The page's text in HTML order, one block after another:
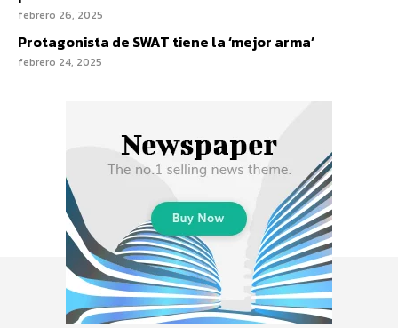
febrero 26, 2025
Protagonista de SWAT tiene la ‘mejor arma’
febrero 24, 2025